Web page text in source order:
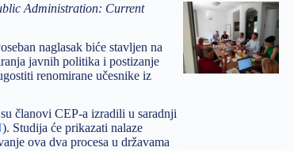
Administration: Current
naglasak biće stavljen na
javnih politika i postizanje
renomirane učesnike iz
članovi CEP-a izradili u saradnji
). Studija će prikazati nalaze
ova dva procesa u državama